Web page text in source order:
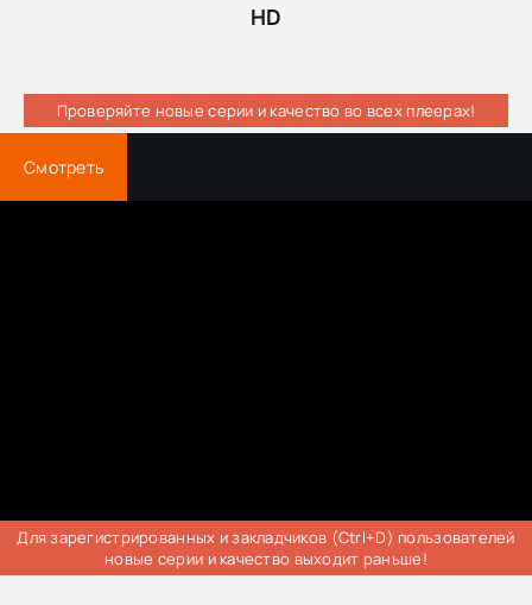
HD
Проверяйте новые серии и качество во всех плеерах!
Смотреть
Для зарегистрированных и закладчиков (Ctrl+D) пользователей
новые серии и качество выходит раньше!